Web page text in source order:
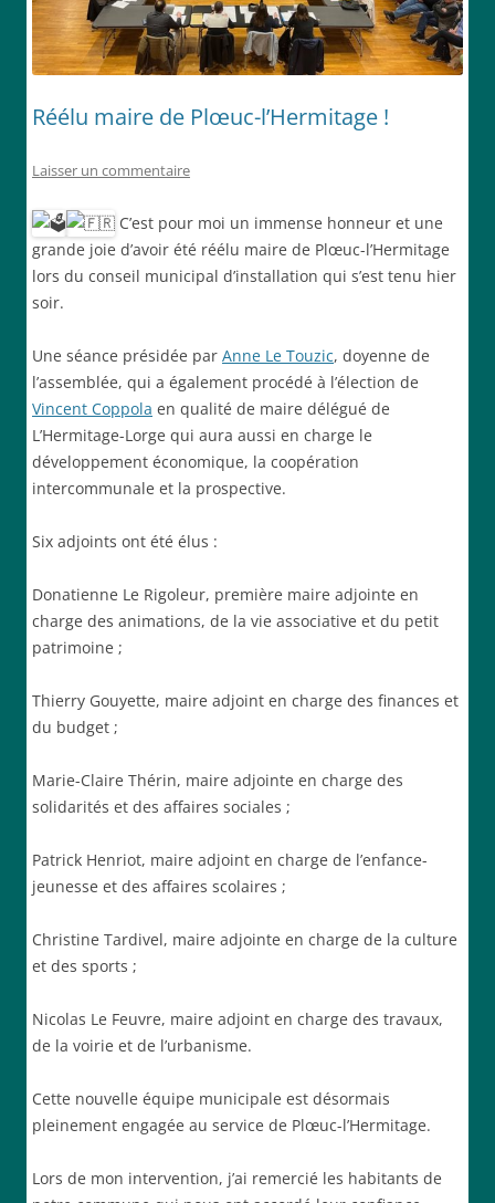
Réélu maire de Plœuc-l’Hermitage !
Laisser un commentaire
C’est pour moi un immense honneur et une
grande joie d’avoir été réélu maire de Plœuc-l’Hermitage
lors du conseil municipal d’installation qui s’est tenu hier
soir.
Une séance présidée par Anne Le Touzic, doyenne de
l’assemblée, qui a également procédé à l’élection de
Vincent Coppola en qualité de maire délégué de
L’Hermitage-Lorge qui aura aussi en charge le
développement économique, la coopération
intercommunale et la prospective.
Six adjoints ont été élus :
Donatienne Le Rigoleur, première maire adjointe en
charge des animations, de la vie associative et du petit
patrimoine ;
Thierry Gouyette, maire adjoint en charge des finances et
du budget ;
Marie-Claire Thérin, maire adjointe en charge des
solidarités et des affaires sociales ;
Patrick Henriot, maire adjoint en charge de l’enfance-
jeunesse et des affaires scolaires ;
Christine Tardivel, maire adjointe en charge de la culture
et des sports ;
Nicolas Le Feuvre, maire adjoint en charge des travaux,
de la voirie et de l’urbanisme.
Cette nouvelle équipe municipale est désormais
pleinement engagée au service de Plœuc-l’Hermitage.
Lors de mon intervention, j’ai remercié les habitants de